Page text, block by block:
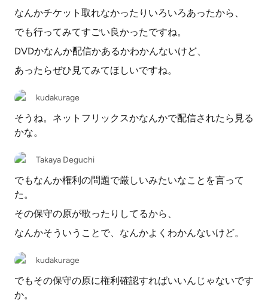
なんかチケット取れなかったりいろいろあったから、
でも行ってみてすごい良かったですね。
DVDかなんか配信かあるかわかんないけど、
あったらぜひ見てみてほしいですね。
kudakurage
そうね。ネットフリックスかなんかで配信されたら見る
かな。
Takaya Deguchi
でもなんか権利の問題で厳しいみたいなことを言って
た。
その保守の原が歌ったりしてるから、
なんかそういうことで、なんかよくわかんないけど。
kudakurage
でもその保守の原に権利確認すればいいんじゃないです
か。